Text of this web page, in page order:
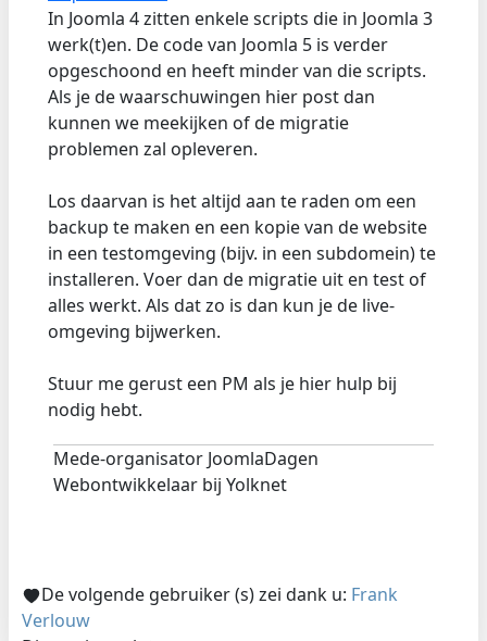
In Joomla 4 zitten enkele scripts die in Joomla 3
werk(t)en. De code van Joomla 5 is verder
opgeschoond en heeft minder van die scripts.
Als je de waarschuwingen hier post dan
kunnen we meekijken of de migratie
problemen zal opleveren.
Los daarvan is het altijd aan te raden om een
backup te maken en een kopie van de website
in een testomgeving (bijv. in een subdomein) te
installeren. Voer dan de migratie uit en test of
alles werkt. Als dat zo is dan kun je de live-
omgeving bijwerken.
Stuur me gerust een PM als je hier hulp bij
nodig hebt.
Mede-organisator JoomlaDagen
Webontwikkelaar bij Yolknet
De volgende gebruiker (s) zei dank u: Frank
Verlouw